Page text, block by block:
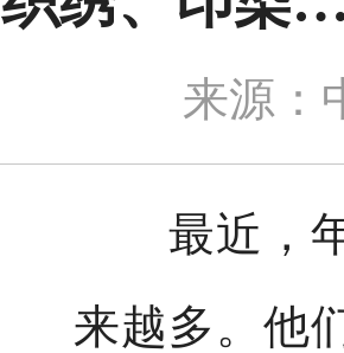
来源：
最近，年
来越多。他